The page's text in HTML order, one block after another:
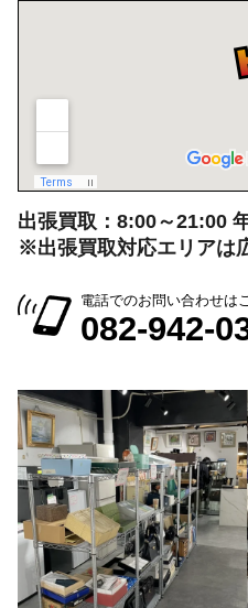
出張買取：8:00～21:00
※出張買取対応エリアは
電話でのお問い合わせは
082-942-